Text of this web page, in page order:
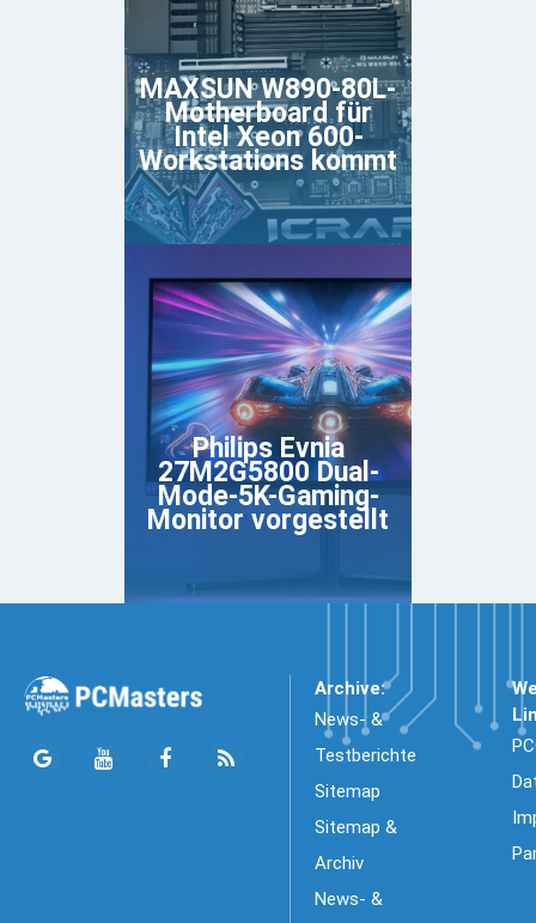
MAXSUN W890-80L-
Motherboard für
Intel Xeon 600-
Workstations kommt
Philips Evnia
27M2G5800 Dual-
Mode-5K-Gaming-
Monitor vorgestellt
Archive:
News- &
Testberichte
Sitemap
Sitemap &
Archiv
News- &